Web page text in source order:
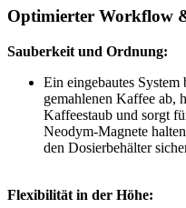
Optimierter Workflow
Sauberkeit und Ordnung:
Ein eingebautes
gemahlenen Kaffee ab,
Kaffeestaub und sorgt
Neodym-Magnete
den Dosierbehälter
Flexibilität in der Höhe: